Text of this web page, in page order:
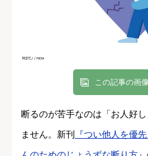
この記事の画
断るのが苦手なのは「お人好
ません。新刊
『つい他人を優